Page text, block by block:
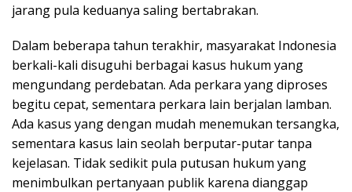
jarang pula keduanya saling bertabrakan.
Dalam beberapa tahun terakhir, masyarakat Indonesia
berkali-kali disuguhi berbagai kasus hukum yang
mengundang perdebatan. Ada perkara yang diproses
begitu cepat, sementara perkara lain berjalan lamban.
Ada kasus yang dengan mudah menemukan tersangka,
sementara kasus lain seolah berputar-putar tanpa
kejelasan. Tidak sedikit pula putusan hukum yang
menimbulkan pertanyaan publik karena dianggap